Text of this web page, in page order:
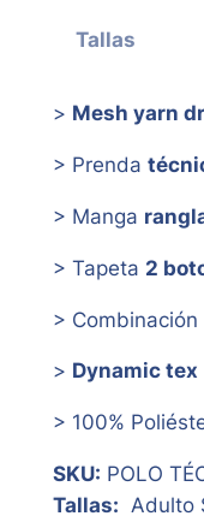
Tallas
> Mesh yarn
> Prenda
> Manga
> Tapeta 2
>
> Dynamic tex
> 100%
SKU: POLO
Tallas: Adulto